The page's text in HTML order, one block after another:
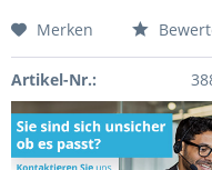
Merken
Artikel-Nr.: